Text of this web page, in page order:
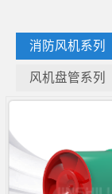
消防风机系列
风机盘管系列